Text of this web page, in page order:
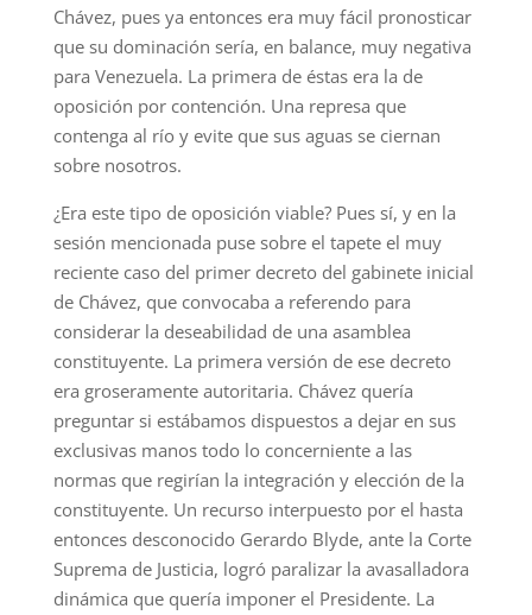
Chávez, pues ya entonces era muy fácil pronosticar
que su dominación sería, en balance, muy negativa
para Venezuela. La primera de éstas era la de
oposición por contención. Una represa que
contenga al río y evite que sus aguas se ciernan
sobre nosotros.
¿Era este tipo de oposición viable? Pues sí, y en la
sesión mencionada puse sobre el tapete el muy
reciente caso del primer decreto del gabinete inicial
de Chávez, que convocaba a referendo para
considerar la deseabilidad de una asamblea
constituyente. La primera versión de ese decreto
era groseramente autoritaria. Chávez quería
preguntar si estábamos dispuestos a dejar en sus
exclusivas manos todo lo concerniente a las
normas que regirían la integración y elección de la
constituyente. Un recurso interpuesto por el hasta
entonces desconocido Gerardo Blyde, ante la Corte
Suprema de Justicia, logró paralizar la avasalladora
dinámica que quería imponer el Presidente. La